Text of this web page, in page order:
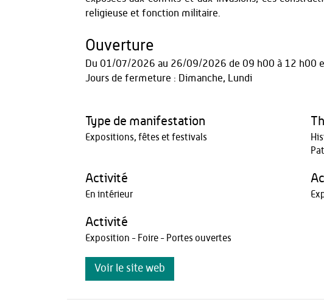
religieuse et fonction militaire.
Ouverture
Du 01/07/2026 au 26/09/2026 de 09 h00 à 12 h00
Jours de fermeture : Dimanche, Lundi
Type de manifestation
Expositions, fêtes et festivals
Activité
En intérieur
Activité
Exposition - Foire - Portes ouvertes
Voir le site web